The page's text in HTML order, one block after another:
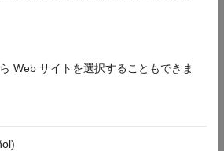
Web サイトを選択することもできま